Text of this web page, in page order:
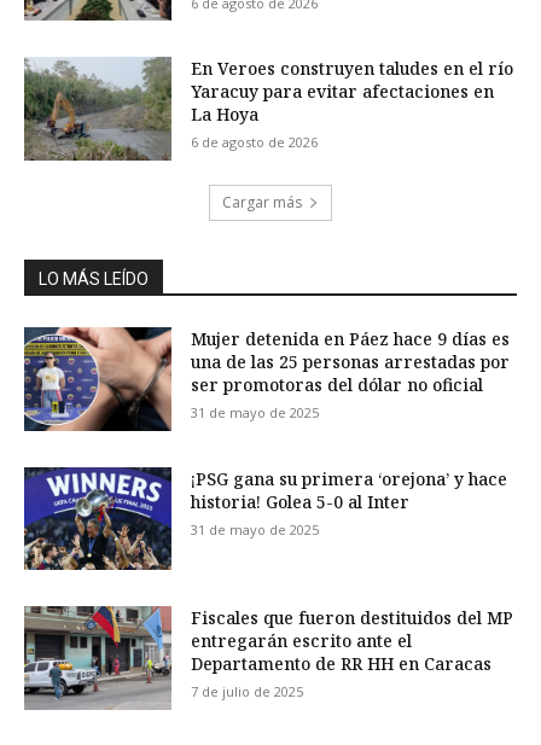
En Veroes construyen taludes en el río
Yaracuy para evitar afectaciones en
La Hoya
6 de agosto de 2026
Cargar más
LO MÁS LEÍDO
Mujer detenida en Páez hace 9 días es
una de las 25 personas arrestadas por
ser promotoras del dólar no oficial
31 de mayo de 2025
¡PSG gana su primera ‘orejona’ y hace
historia! Golea 5-0 al Inter
31 de mayo de 2025
Fiscales que fueron destituidos del MP
entregarán escrito ante el
Departamento de RR HH en Caracas
7 de julio de 2025